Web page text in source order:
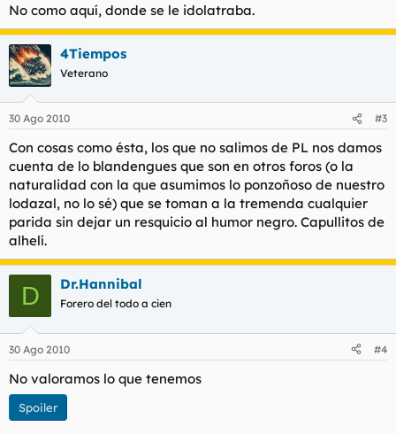
No como aquí, donde se le idolatraba.
4Tiempos
Veterano
30 Ago 2010 #3
Con cosas como ésta, los que no salimos de PL nos damos
cuenta de lo blandengues que son en otros foros (o la
naturalidad con la que asumimos lo ponzoñoso de nuestro
lodazal, no lo sé) que se toman a la tremenda cualquier
parida sin dejar un resquicio al humor negro. Capullitos de
alhelí.
D Dr.Hannibal
Forero del todo a cien
30 Ago 2010 #4
No valoramos lo que tenemos
Spoiler